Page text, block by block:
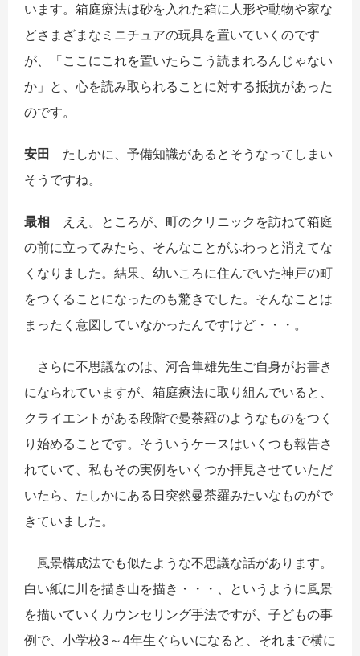
います。箱庭療法は砂を入れた箱に人形や動物や家な
どさまざまなミニチュアの玩具を置いていくのです
が、「ここにこれを置いたらこう読まれるんじゃない
か」と、心を読み取られることに対する抵抗があった
のです。
安田 たしかに、予備知識があるとそうなってしまい
そうですね。
最相
ええ。ところが、町のクリニックを訪ねて箱庭
の前に立ってみたら、そんなことがふわっと消えてな
くなりました。結果、幼いころに住んでいた神戸の町
をつくることになったのも驚きでした。そんなことは
まったく意図していなかったんですけど・・・。
さらに不思議なのは、河合隼雄先生ご自身がお書き
になられていますが、箱庭療法に取り組んでいると、
クライエントがある段階で曼荼羅のようなものをつく
り始めることです。そういうケースはいくつも報告さ
れていて、私もその実例をいくつか拝見させていただ
いたら、たしかにある日突然曼荼羅みたいなものがで
きていました。
風景構成法でも似たような不思議な話があります。
白い紙に川を描き山を描き・・・、というように風景
を描いていくカウンセリング手法ですが、子どもの事
例で、小学校3～4年生ぐらいになると、それまで横に